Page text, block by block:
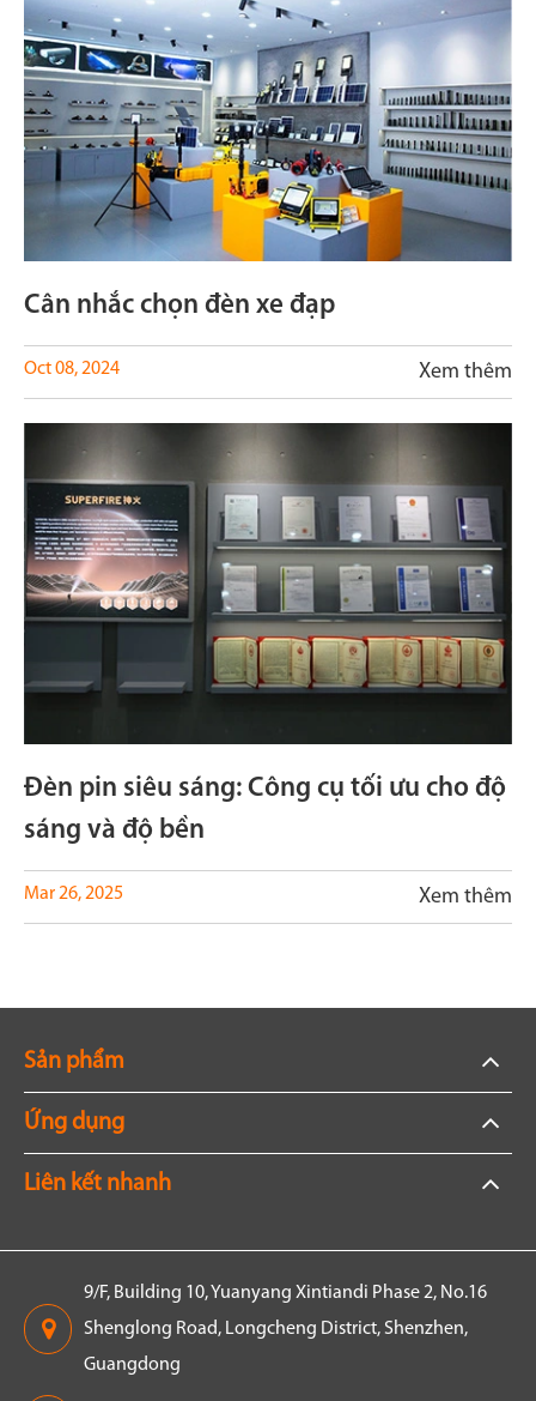
Cân nhắc chọn đèn xe đạp
Oct 08, 2024 Xem thêm
Đèn pin siêu sáng: Công cụ tối ưu cho độ
sáng và độ bền
Mar 26, 2025 Xem thêm
Sản phẩm
Ứng dụng
Liên kết nhanh
9/F, Building 10, Yuanyang Xintiandi Phase 2, No.16
Shenglong Road, Longcheng District, Shenzhen,
Guangdong